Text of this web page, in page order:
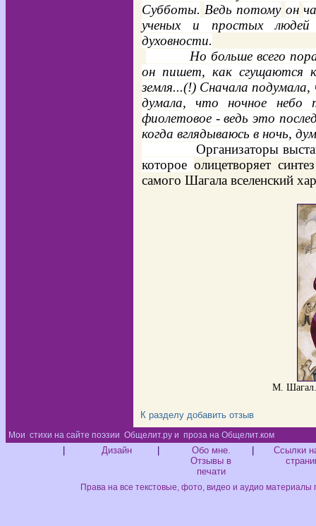
Субботы. Ведь потому он
ученых и простых
духовности.
Но больше всего
он пишет, как сгущаются
земля...(!) Сначала подумала,
думала, что ночное небо
фиолетовое - ведь это
когда вглядываюсь в ночь,
Организаторы выставки
которое олицетворяет
самого Шагала вселенский
М.
К разделу добавить отзыв
Мои стихи на сайте поэзии Общелит.ру и проза на Общелит.ком
Дизайн
Обо мне.
Отзывы в
печати
Ссылки
Права на все текстовые, фото, видео и аудио